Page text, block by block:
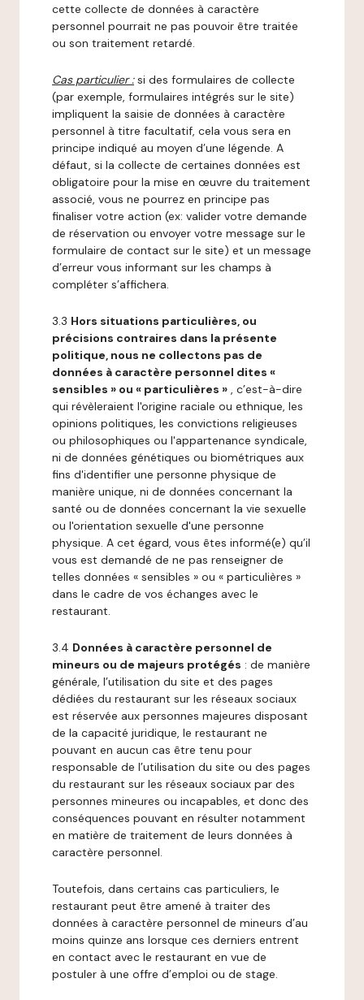
cette collecte de données à caractère
personnel pourrait ne pas pouvoir être traitée
ou son traitement retardé.
Cas particulier : si des formulaires de collecte
(par exemple, formulaires intégrés sur le site)
impliquent la saisie de données à caractère
personnel à titre facultatif, cela vous sera en
principe indiqué au moyen d’une légende. A
défaut, si la collecte de certaines données est
obligatoire pour la mise en œuvre du traitement
associé, vous ne pourrez en principe pas
finaliser votre action (ex: valider votre demande
de réservation ou envoyer votre message sur le
formulaire de contact sur le site) et un message
d’erreur vous informant sur les champs à
compléter s’affichera.
3.3 Hors situations particulières, ou
précisions contraires dans la présente
politique, nous ne collectons pas de
données à caractère personnel dites «
sensibles » ou « particulières » , c’est-à-dire
qui révèleraient l'origine raciale ou ethnique, les
opinions politiques, les convictions religieuses
ou philosophiques ou l'appartenance syndicale,
ni de données génétiques ou biométriques aux
fins d'identifier une personne physique de
manière unique, ni de données concernant la
santé ou de données concernant la vie sexuelle
ou l'orientation sexuelle d'une personne
physique. A cet égard, vous êtes informé(e) qu’il
vous est demandé de ne pas renseigner de
telles données « sensibles » ou « particulières »
dans le cadre de vos échanges avec le
restaurant.
3.4 Données à caractère personnel de
mineurs ou de majeurs protégés : de manière
générale, l’utilisation du site et des pages
dédiées du restaurant sur les réseaux sociaux
est réservée aux personnes majeures disposant
de la capacité juridique, le restaurant ne
pouvant en aucun cas être tenu pour
responsable de l’utilisation du site ou des pages
du restaurant sur les réseaux sociaux par des
personnes mineures ou incapables, et donc des
conséquences pouvant en résulter notamment
en matière de traitement de leurs données à
caractère personnel.
Toutefois, dans certains cas particuliers, le
restaurant peut être amené à traiter des
données à caractère personnel de mineurs d’au
moins quinze ans lorsque ces derniers entrent
en contact avec le restaurant en vue de
postuler à une offre d’emploi ou de stage.